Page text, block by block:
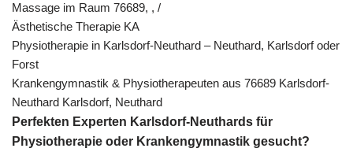
Massage im Raum 76689, , /
Ästhetische Therapie KA
Physiotherapie in Karlsdorf-Neuthard – Neuthard, Karlsdorf oder
Forst
Krankengymnastik & Physiotherapeuten aus 76689 Karlsdorf-
Neuthard Karlsdorf, Neuthard
Perfekten Experten Karlsdorf-Neuthards für
Physiotherapie oder Krankengymnastik gesucht?